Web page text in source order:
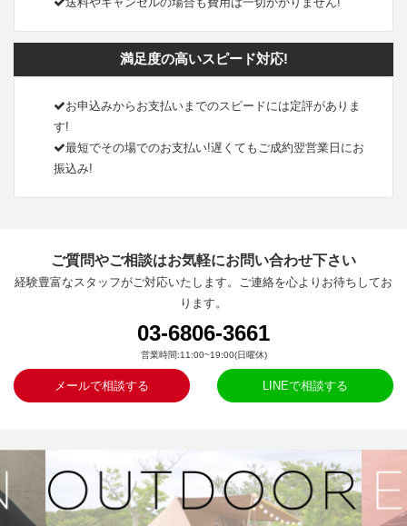
満足度の高いスピード対応!
お申込みからお支払いまでのスピードには定評がありま
す!
最短でその場でのお支払い!遅くてもご成約翌営業日にお
振込み!
ご質問やご相談はお気軽にお問い合わせ下さい
経験豊富なスタッフがご対応いたします。ご連絡を心よりお待ちしてお
ります。
03-6806-3661
営業時間:11:00~19:00(日曜休)
メールで相談する LINEで相談する